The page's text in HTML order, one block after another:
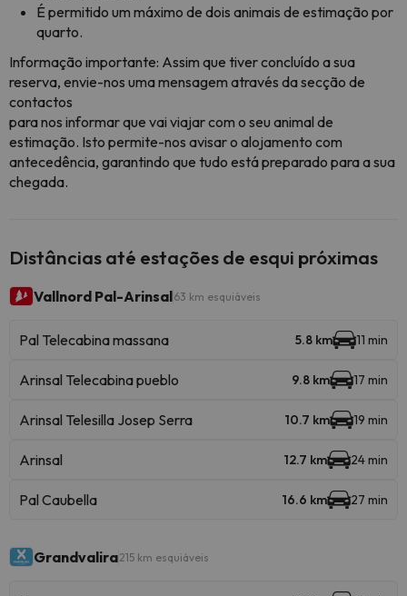
É permitido um máximo de dois animais de estimação por
quarto.
Informação importante: Assim que tiver concluído a sua
reserva, envie-nos uma mensagem através da secção de
contactos
para nos informar que vai viajar com o seu animal de
estimação. Isto permite-nos avisar o alojamento com
antecedência, garantindo que tudo está preparado para a sua
chegada.
Distâncias até estações de esqui próximas
Vallnord Pal-Arinsal63 km esquiáveis
Pal Telecabina massana 5.8 km 11 min
Arinsal Telecabina pueblo 9.8 km 17 min
Arinsal Telesilla Josep Serra 10.7 km 19 min
Arinsal 12.7 km 24 min
Pal Caubella 16.6 km 27 min
Grandvalira215 km esquiáveis